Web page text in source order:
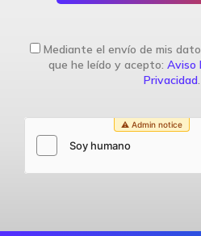
Mediante el envío de mis
que he leído y acepto: Aviso
Privacidad.